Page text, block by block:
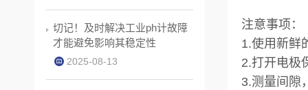
注意事项：
1.使用新鲜
2.打开电极
3.测量间隙
切记！及时解决工业ph计故障
才能避免影响其稳定性
2025-08-13